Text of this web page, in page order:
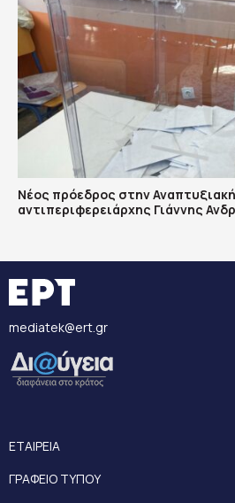
Νέος πρόεδρος στην
αντιπεριφερειάρχης Γιάννης
mediatek@ert.gr
ΕΤΑΙΡΕΙΑ
ΓΡΑΦΕΙΟ ΤΥΠΟΥ